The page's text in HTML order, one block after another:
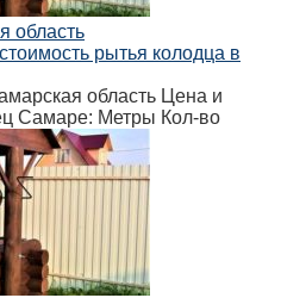
область
рытья колодца в
область Цена и
Самаре: Метры Кол-во